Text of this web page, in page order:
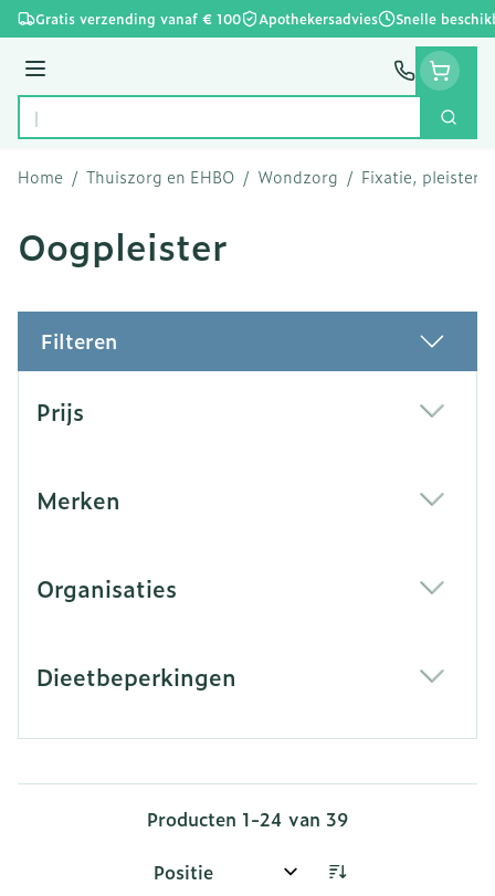
Ga naar de inhoud
Gratis verzending vanaf € 100 Apothekersadvies Snelle
Menu
Product, merk, categorie...
Zoek
Home / Thuiszorg en EHBO / Wondzorg / Fixatie, pleisters
Oogpleister
Filteren
Prijs
Merken
Organisaties
Dieetbeperkingen
Producten 1-24 van 39
Sorteer op: